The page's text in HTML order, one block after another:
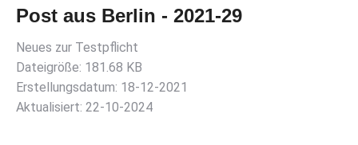
Post aus Berlin - 2021-29
Neues zur Testpflicht
Dateigröße: 181.68 KB
Erstellungsdatum: 18-12-2021
Aktualisiert: 22-10-2024